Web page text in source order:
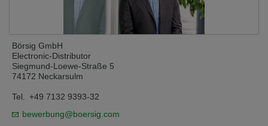
Börsig GmbH
Electronic-Distributor
Siegmund-Loewe-Straße 5
74172 Neckarsulm
Tel.
+49 7132 9393-32
bewerbung@boersig.com